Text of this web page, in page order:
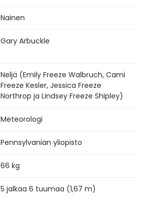
Nainen
Gary Arbuckle
Neljä (Emily Freeze Walbruch, Cami
Freeze Kesler, Jessica Freeze
Northrop ja Lindsey Freeze Shipley)
Meteorologi
Pennsylvanian yliopisto
66 kg
5 jalkaa 6 tuumaa (1,67 m)